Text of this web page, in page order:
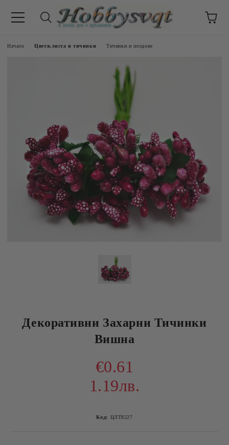
Начало Цветя,листа и тичинки Тичинки и плодове
Декоративни Захарни Тичинки
Вишна
€0.61
1.19лв.
Код: ЦЛТ8227